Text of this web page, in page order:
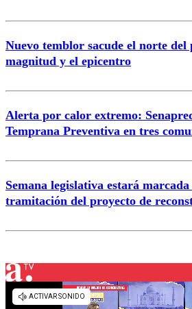
Nuevo temblor sacude el norte del
magnitud y el epicentro
Alerta por calor extremo:
Temprana Preventiva en tres
Semana legislativa estará
tramitación del proyecto de